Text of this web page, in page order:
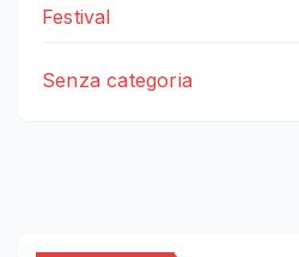
Festival
Senza categoria